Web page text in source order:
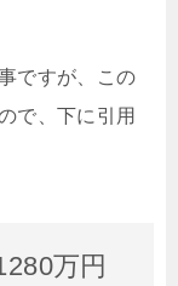
ですが、この
で、下に引用
万円